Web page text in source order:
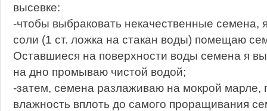
высевке:
-чтобы выбраковать некачественные семена,
соли (1 ст. ложка на стакан воды) помещаю
Оставшиеся на поверхности воды семена я
на дно промываю чистой водой;
-затем, семена разлаживаю на мокрой марле,
влажность вплоть до самого проращивания